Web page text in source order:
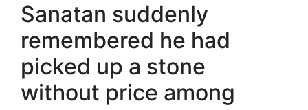
Sanatan suddenly
remembered he had
picked up a stone
without price among